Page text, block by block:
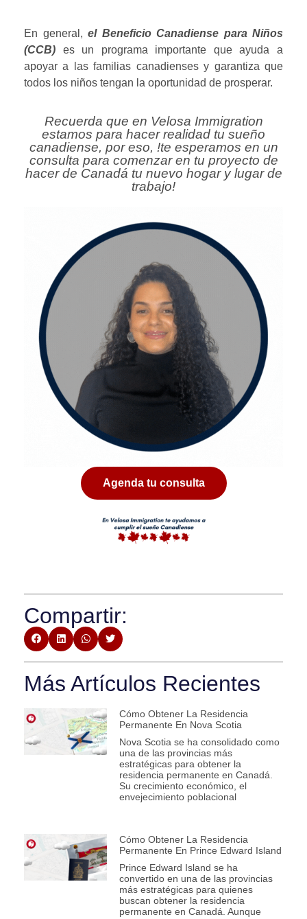
En general, el Beneficio Canadiense para Niños
(CCB)
es un programa importante que ayuda a
apoyar a las familias canadienses y garantiza que
todos los niños tengan la oportunidad de prosperar.
Recuerda que en Velosa Immigration
estamos para hacer realidad tu sueño
canadiense, por eso, !te esperamos en un
consulta para comenzar en tu proyecto de
hacer de Canadá tu nuevo hogar y lugar de
trabajo!
Agenda tu consulta
Compartir:
Más Artículos Recientes
Cómo Obtener La Residencia
Permanente En Nova Scotia
Nova Scotia se ha consolidado como
una de las provincias más
estratégicas para obtener la
residencia permanente en Canadá.
Su crecimiento económico, el
envejecimiento poblacional
Cómo Obtener La Residencia
Permanente En Prince Edward Island
Prince Edward Island se ha
convertido en una de las provincias
más estratégicas para quienes
buscan obtener la residencia
permanente en Canadá. Aunque